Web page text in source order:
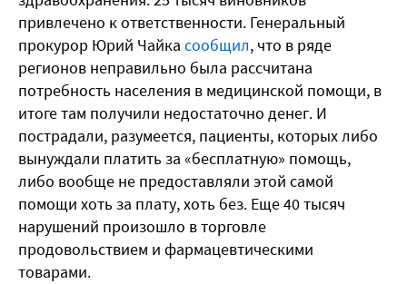
привлечено к ответственности. Генеральный
прокурор Юрий Чайка сообщил, что в ряде
регионов неправильно была рассчитана
потребность населения в медицинской помощи, в
итоге там получили недостаточно денег. И
пострадали, разумеется, пациенты, которых либо
вынуждали платить за «бесплатную» помощь,
либо вообще не предоставляли этой самой
помощи хоть за плату, хоть без. Еще 40 тысяч
нарушений произошло в торговле
продовольствием и фармацевтическими
товарами.